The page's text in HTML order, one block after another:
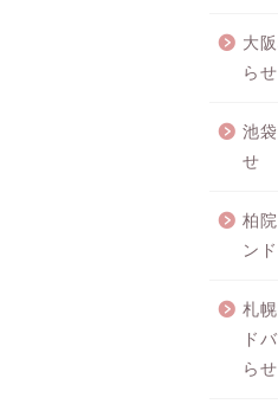
大
らせ
池
せ
柏
ン
札
ド
らせ